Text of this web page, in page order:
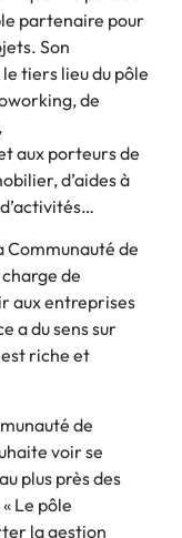
partenaire pour
Son
tiers lieu du pôle
de
aux porteurs de
d’aides à
Communauté de
de
aux entreprises
a du sens sur
riche et
de
voir se
plus près des
Le pôle
la gestion